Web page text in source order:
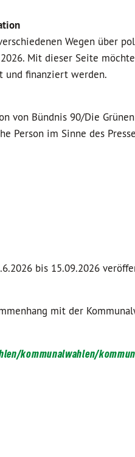
Wegen über
Mit dieser Seite
und finanziert werden.
von Bündnis 90/Die
Person im Sinne des
bis 15.09.2026
mit der
kommunalwahlen/